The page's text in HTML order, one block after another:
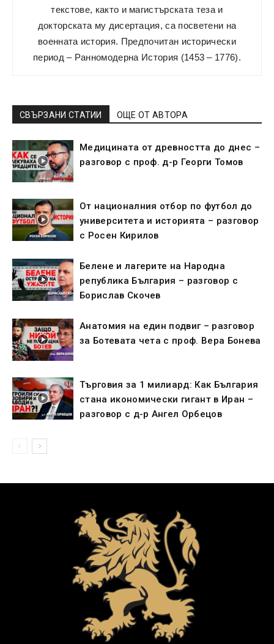
текстове, както и магистърската теза и
докторската му дисертация, са посветени на
военната история. Предпочитан исторически
период – Ранномодерна История (1453 – 1776).
СВЪРЗАНИ СТАТИИ ОЩЕ ОТ АВТОРА
Медицината от древността до днес –
разговор с проф. д-р Георги Томов
От националния отбор по футбол до
университета и историята – разговор
с Росен Кирилов
Белене и лагерите на Народна
република България – разговор с
Борислав Скочев
Анатомия на един подвиг – разговор
за Ботевата чета с проф. Вера Бонева
Търговия за 1 милиард: Как България
стана икономически гигант в Иран –
разговор с д-р Ангел Орбецов